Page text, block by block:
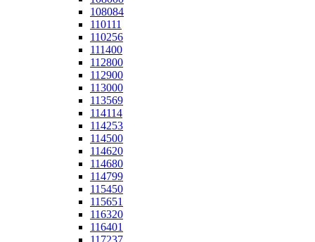
108084
110111
110256
111400
112800
112900
113000
113569
114114
114253
114500
114620
114680
114799
115450
115651
116320
116401